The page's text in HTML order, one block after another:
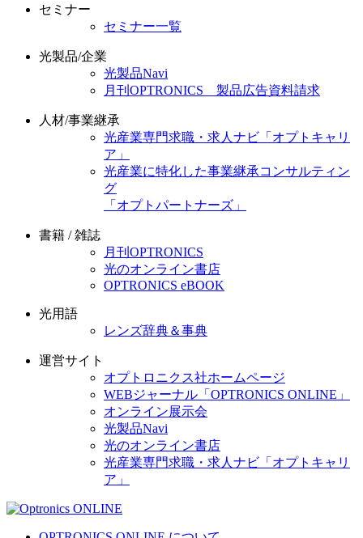
セミナー
セミナー一覧
光製品/企業
光製品Navi
月刊OPTRONICS 製品広告資料請求
人材/事業継承
光産業専門求職・求人ナビ「オプトキャリ
ア」
光産業に特化した事業継承コンサルティン
グ
「オプトパートナーズ」
書籍 / 雑誌
月刊OPTRONICS
光のオンライン書店
OPTRONICS eBOOK
光用語
レンズ辞典＆事典
運営サイト
オプトロニクス社ホームページ
WEBジャーナル「OPTRONICS ONLINE」
オンライン展示会
光製品Navi
光のオンライン書店
光産業専門求職・求人ナビ「オプトキャリ
ア」